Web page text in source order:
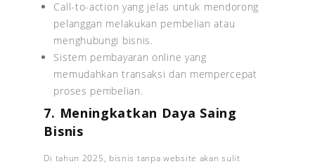
Call-to-action yang jelas untuk mendorong
pelanggan melakukan pembelian atau
menghubungi bisnis.
Sistem pembayaran online yang
memudahkan transaksi dan mempercepat
proses pembelian.
7. Meningkatkan Daya Saing
Bisnis
Di tahun 2025, bisnis tanpa website akan sulit